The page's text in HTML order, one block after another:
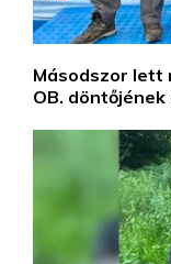
Másodszor lett
OB.